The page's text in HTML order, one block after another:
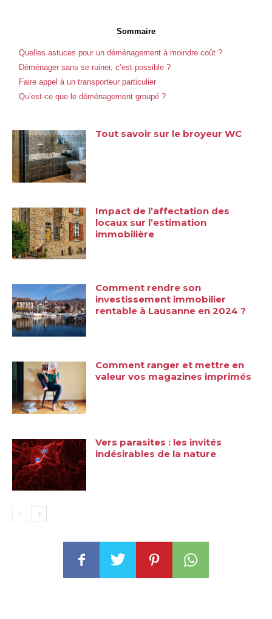
Sommaire
Quelles astuces pour un déménagement à moindre coût ?
Déménager sans se ruiner, c’est possible ?
Faire appel à un transporteur particulier
Qu’est-ce que le déménagement groupé ?
Tout savoir sur le broyeur WC
Impact de l’affectation des
locaux sur l’estimation
immobilière
Comment rendre son
investissement immobilier
rentable à Lausanne en 2024 ?
Comment ranger et mettre en
valeur vos magazines imprimés
Vers parasites : les invités
indésirables de la nature